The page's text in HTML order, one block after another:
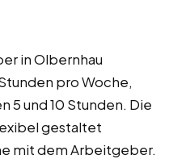
in Olbernhau
pro Woche,
5 und 10 Stunden. Die
gestaltet
mit dem Arbeitgeber.